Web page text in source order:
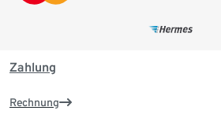
Zahlung
Rechnung